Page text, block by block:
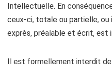
Intellectuelle. En
ceux-ci, totale ou partielle,
exprès, préalable et écrit, est
Il est formellement interdit